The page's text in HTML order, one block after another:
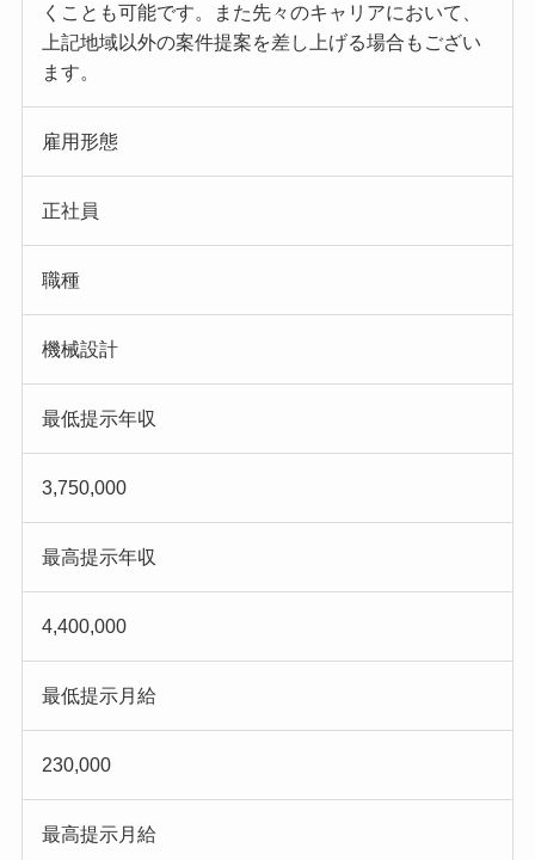
くことも可能です。また先々のキャリアにおいて、
上記地域以外の案件提案を差し上げる場合もござい
ます。
雇用形態
正社員
職種
機械設計
最低提示年収
3,750,000
最高提示年収
4,400,000
最低提示月給
230,000
最高提示月給